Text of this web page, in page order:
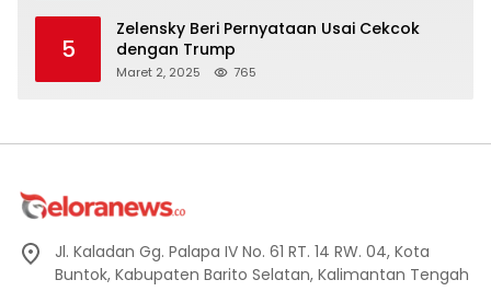
5
Zelensky Beri Pernyataan Usai Cekcok
dengan Trump
Maret 2, 2025 765
Jl. Kaladan Gg. Palapa IV No. 61 RT. 14 RW. 04, Kota
Buntok, Kabupaten Barito Selatan, Kalimantan Tengah